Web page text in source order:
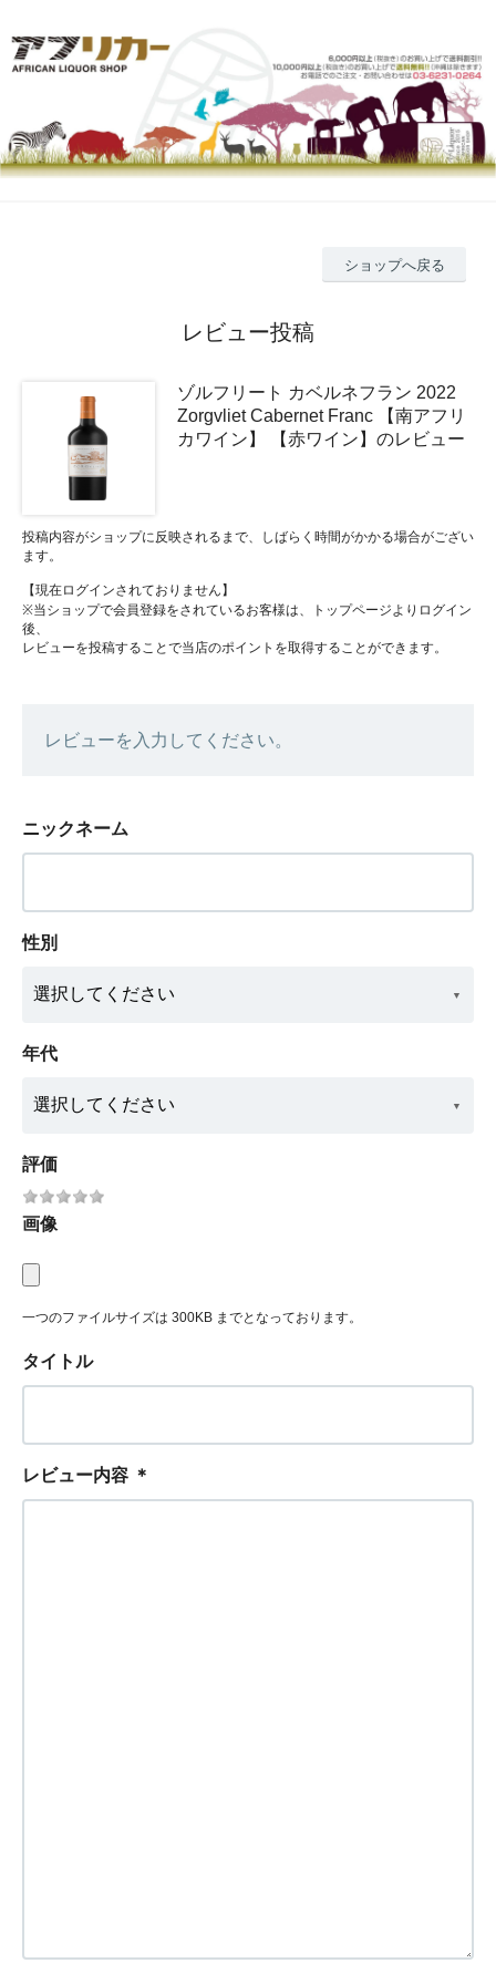
ショップへ戻る
レビュー投稿
ゾルフリート カベルネフラン 2022
Zorgvliet Cabernet Franc 【南アフリ
カワイン】 【赤ワイン】のレビュー
投稿内容がショップに反映されるまで、しばらく時間がかかる場合がござい
ます。
【現在ログインされておりません】
※当ショップで会員登録をされているお客様は、トップページよりログイン
後、
レビューを投稿することで当店のポイントを取得することができます。
レビューを入力してください。
ニックネーム
性別
年代
評価
画像
一つのファイルサイズは 300KB までとなっております。
タイトル
レビュー内容 ＊